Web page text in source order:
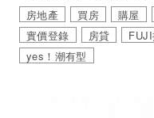
房地產 買房 購屋
實價登錄
房貸
yes！潮有型